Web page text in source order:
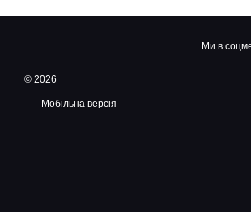
© 2026
Мобільна версія
Ми в